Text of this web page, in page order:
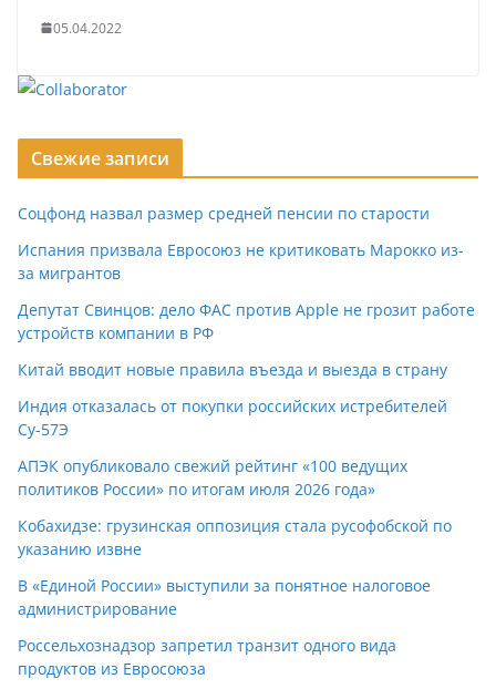
05.04.2022
Свежие записи
Соцфонд назвал размер средней пенсии по старости
Испания призвала Евросоюз не критиковать Марокко из-
за мигрантов
Депутат Свинцов: дело ФАС против Apple не грозит работе
устройств компании в РФ
Китай вводит новые правила въезда и выезда в страну
Индия отказалась от покупки российских истребителей
Су-57Э
АПЭК опубликовало свежий рейтинг «100 ведущих
политиков России» по итогам июля 2026 года»
Кобахидзе: грузинская оппозиция стала русофобской по
указанию извне
В «Единой России» выступили за понятное налоговое
администрирование
Россельхознадзор запретил транзит одного вида
продуктов из Евросоюза